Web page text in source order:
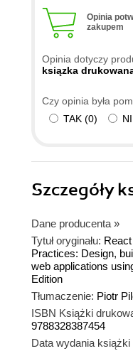
Opinia
zakupem
Opinia dotyczy
ksiązka
Czy opinia była
TAK (0)
Szczegóły
Dane producenta »
Tytuł oryginału:
Practices: Design,
web applications
Edition
Tłumaczenie: Piotr
ISBN Książki
9788328387454
Data wydania książki